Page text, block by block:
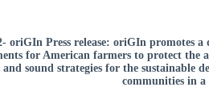
oriGIn Press release: oriGIn promotes a
for American farmers to protect the
sound strategies for the sustainable
communities in a